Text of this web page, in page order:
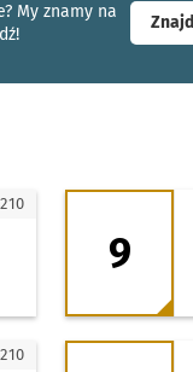
My znamy na
9 -
9
13 -